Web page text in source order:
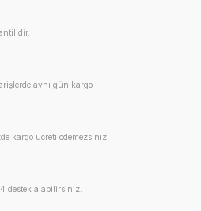
aynı gün kargo
kargo ücreti ödemezsiniz.
destek alabilirsiniz.